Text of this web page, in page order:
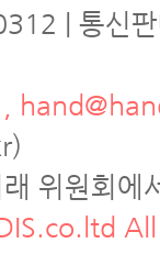
| 통신
위원회